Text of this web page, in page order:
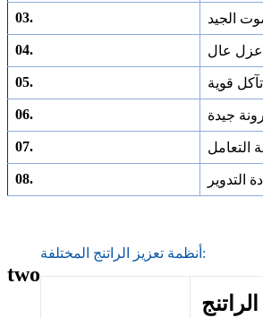
03. الجيد
04. عزل عال
05. قوية
06. جيدة
07. التعامل
08. التدوير
two
أنظمة تعزيز الراتنج المختلفة: